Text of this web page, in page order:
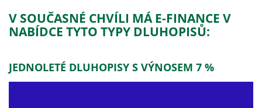
V SOUČASNÉ CHVÍLI MÁ E-FINANCE V
NABÍDCE TYTO TYPY DLUHOPISŮ:
JEDNOLETÉ DLUHOPISY S VÝNOSEM 7 %